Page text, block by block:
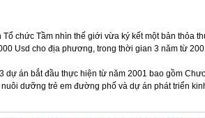
Tổ chức Tầm nhìn thế giới vừa ký kết một bản thỏa
Usd cho địa phương, trong thời gian 3 năm từ
dự án bắt đầu thực hiện từ năm 2001 bao gồm
dưỡng trẻ em đường phố và dự án phát triển